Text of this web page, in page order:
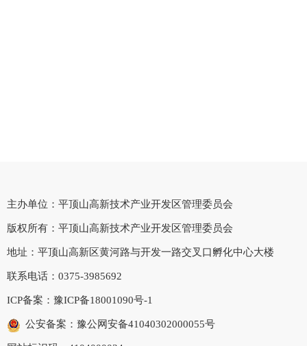
主办单位：平顶山高新技术产业开发区管理委员会
版权所有：平顶山高新技术产业开发区管理委员会
地址：平顶山高新区黄河路与开发一路交叉口孵化中心大楼
联系电话：0375-3985692
ICP备案： 豫ICP备18001090号-1
公安备案：豫公网安备41040302000055号